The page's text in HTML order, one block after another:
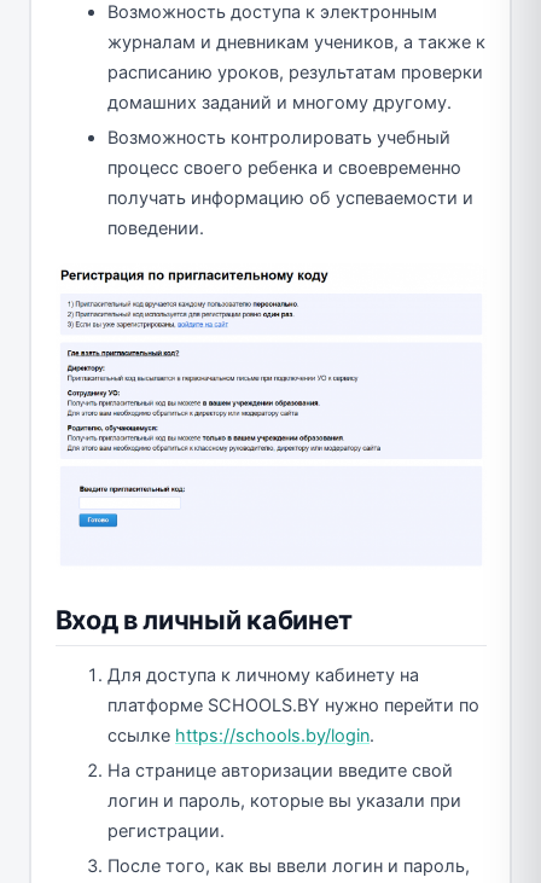
Возможность доступа к электронным
журналам и дневникам учеников, а также к
расписанию уроков, результатам проверки
домашних заданий и многому другому.
Возможность контролировать учебный
процесс своего ребенка и своевременно
получать информацию об успеваемости и
поведении.
Вход в личный кабинет
Для доступа к личному кабинету на
платформе SCHOOLS.BY нужно перейти по
ссылке https://schools.by/login.
На странице авторизации введите свой
логин и пароль, которые вы указали при
регистрации.
После того, как вы ввели логин и пароль,